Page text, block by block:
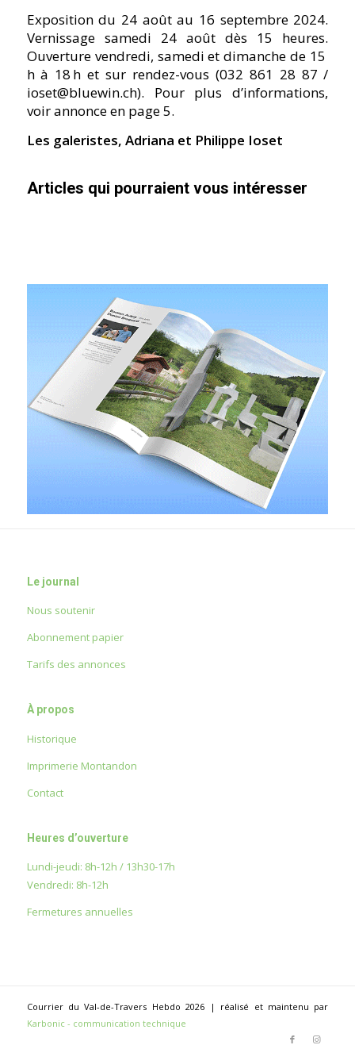
Exposition du 24 août au 16 septembre 2024.
Vernissage samedi 24 août dès 15 heures.
Ouverture vendredi, samedi et dimanche de 15
h à 18 h et sur rendez-vous (032 861 28 87 /
ioset@bluewin.ch). Pour plus d’informations,
voir annonce en page 5.
Les galeristes, Adriana et Philippe Ioset
Articles qui pourraient vous intéresser
Le journal
Nous soutenir
Abonnement papier
Tarifs des annonces
À propos
Historique
Imprimerie Montandon
Contact
Heures d’ouverture
Lundi-jeudi: 8h-12h / 13h30-17h
Vendredi: 8h-12h
Fermetures annuelles
Courrier du Val-de-Travers Hebdo 2026 | réalisé et maintenu par
Karbonic - communication technique